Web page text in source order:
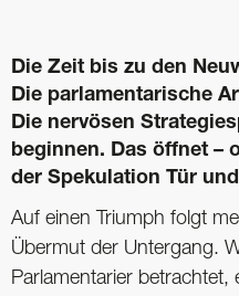
Die Zeit bis zu den
Die parlamentarische
Die nervösen
beginnen. Das öffnet –
der Spekulation Tür und
Auf einen Triumph folgt
Übermut der Untergang.
Parlamentarier betrachtet,